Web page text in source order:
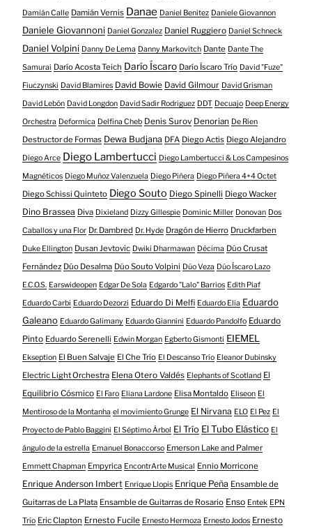
Damián Calle Damián Vernis Danae Daniel Benitez Daniele Giovannon
Daniele Giovannoni Daniel Gonzalez Daniel Ruggiero Daniel Schneck
Daniel Volpini Danny De Lema Danny Markovitch Dante Dante The
Samurai Darío Acosta Teich Darío Íscaro Darío Íscaro Trío David "Fuze"
Fiuczynski David Blamires David Bowie David Gilmour David Grisman
David Lebón David Longdon David Sadir Rodriguez DDT Decuajo Deep Energy
Orchestra Deformica Delfina Cheb Denis Surov Denorian De Rien
Destructor de Formas Dewa Budjana DFA Diego Actis Diego Alejandro
Diego Arce Diego Lambertucci Diego Lambertucci & Los Campesinos
Magnéticos Diego Muñoz Valenzuela Diego Piñera Diego Piñera 4+4 Octet
Diego Schissi Quinteto Diego Souto Diego Spinelli Diego Wacker
Dino Brassea Diva Dixieland Dizzy Gillespie Dominic Miller Donovan Dos
Caballos y una Flor Dr. Dambred Dr. Hyde Dragón de Hierro Druckfarben
Duke Ellington Dusan Jevtovic Dwiki Dharmawan Décima Dúo Crusat
Fernández Dúo Desalma Dúo Souto Volpini Dúo Veza Dúo Íscaro Lazo
E.C.O.S. Earswideopen Edgar De Sola Edgardo "Lalo" Barrios Edith Piaf
Eduardo Carbi Eduardo Dezorzi Eduardo Di Melfi Eduardo Elia Eduardo
Galeano Eduardo Galimany Eduardo Giannini Eduardo Pandolfo Eduardo
Pinto Eduardo Serenelli Edwin Morgan Egberto Gismonti EIEMEL
Ekseption El Buen Salvaje El Che Trío El Descanso Trío Eleanor Dubinsky
Electric Light Orchestra Elena Otero Valdés Elephants of Scotland El
Equilibrio Cósmico El Faro Eliana Lardone Elisa Montaldo Eliseon El
Mentiroso de la Montanha el movimiento Grunge El Nirvana ELO El Pez El
Proyecto de Pablo Baggini El Séptimo Árbol El Trío El Tubo Elástico El
ángulo de la estrella Emanuel Bonaccorso Emerson Lake and Palmer
Emmett Chapman Empyrica EncontrArte Musical Ennio Morricone
Enrique Anderson Imbert Enrique Llopis Enrique Peña Ensamble de
Guitarras de La Plata Ensamble de Guitarras de Rosario Enso Entek EPN
Trío Eric Clapton Ernesto Fucile Ernesto Hermoza Ernesto Jodos Ernesto